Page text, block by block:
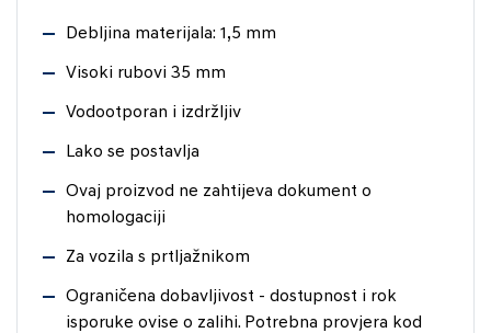
Debljina materijala: 1,5 mm
Visoki rubovi 35 mm
Vodootporan i izdržljiv
Lako se postavlja
Ovaj proizvod ne zahtijeva dokument o
homologaciji
Za vozila s prtljažnikom
Ograničena dobavljivost - dostupnost i rok
isporuke ovise o zalihi. Potrebna provjera kod